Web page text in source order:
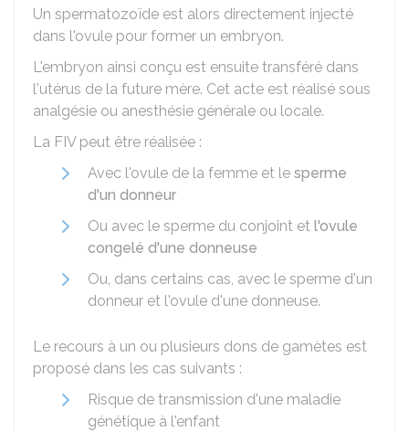
Un spermatozoïde est alors directement injecté
dans l'ovule pour former un embryon.
L'embryon ainsi conçu est ensuite transféré dans
l'utérus de la future mère. Cet acte est réalisé sous
analgésie ou anesthésie générale ou locale.
La FIV peut être réalisée :
Avec l'ovule de la femme et le sperme
d'un donneur
Ou avec le sperme du conjoint et l'ovule
congelé d'une donneuse
Ou, dans certains cas, avec le sperme d'un
donneur et l'ovule d'une donneuse.
Le recours à un ou plusieurs dons de gamètes est
proposé dans les cas suivants :
Risque de transmission d'une maladie
génétique à l'enfant